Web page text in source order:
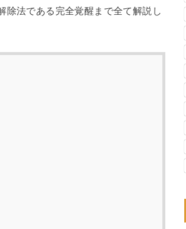
除法である完全覚醒まで全て解説し